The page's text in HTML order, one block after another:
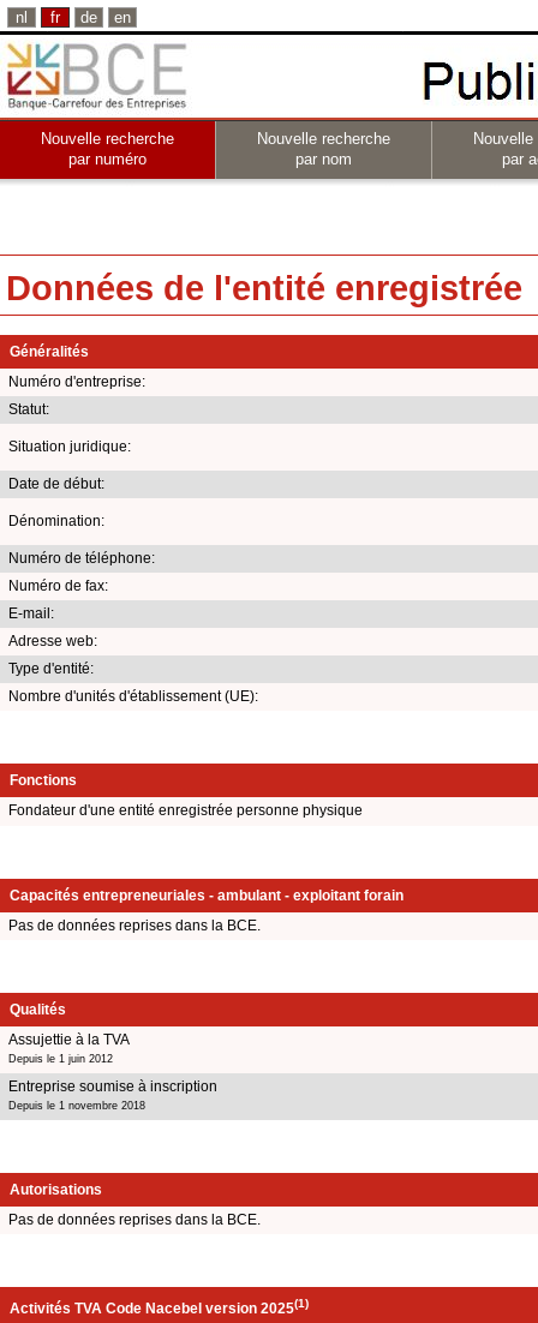
nl fr de en
Nouvelle recherche
par numéro
Nouvelle recherche
par nom
par
Données de l'entité enregistrée
Généralités
Numéro d'entreprise:
Statut:
Situation juridique:
Date de début:
Dénomination:
Numéro de téléphone:
Numéro de fax:
E-mail:
Adresse web:
Type d'entité:
Nombre d'unités d'établissement (UE):
Fonctions
Fondateur d'une entité enregistrée personne physique
Capacités entrepreneuriales - ambulant - exploitant forain
Pas de données reprises dans la BCE.
Qualités
Assujettie à la TVA
Depuis le 1 juin 2012
Entreprise soumise à inscription
Depuis le 1 novembre 2018
Autorisations
Pas de données reprises dans la BCE.
Activités TVA Code Nacebel version 2025(1)